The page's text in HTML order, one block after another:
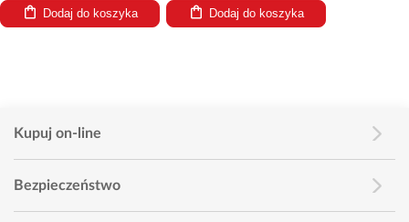
Dodaj do koszyka Dodaj do koszyka
Kupuj on-line
Bezpieczeństwo